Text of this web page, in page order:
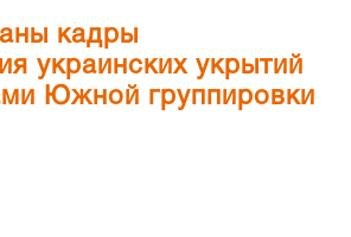
кадры
украинских укрытий
Южной группировки